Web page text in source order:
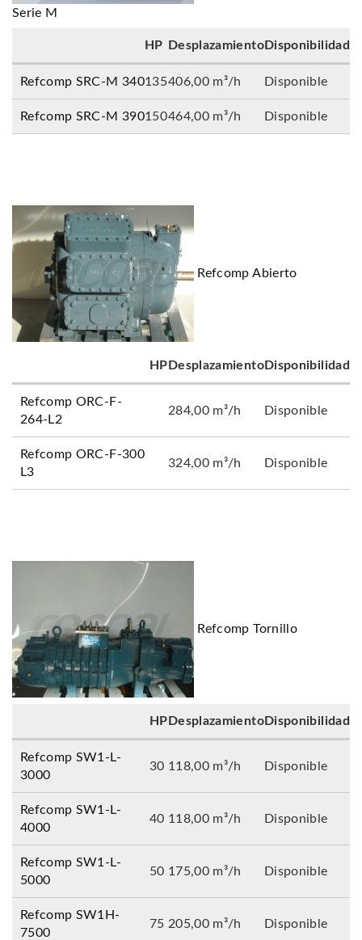
Serie M
HP DesplazamientoDisponibilidad
Refcomp SRC-M 340135406,00 m³/h Disponible
Refcomp SRC-M 390150464,00 m³/h Disponible
Refcomp Abierto
HP DesplazamientoDisponibilidad
Refcomp ORC-F-
264-L2
284,00 m³/h Disponible
Refcomp ORC-F-300
L3
324,00 m³/h Disponible
Refcomp Tornillo
HP DesplazamientoDisponibilidad
Refcomp SW1-L-
3000
30 118,00 m³/h Disponible
Refcomp SW1-L-
4000
40 118,00 m³/h Disponible
Refcomp SW1-L-
5000
50 175,00 m³/h Disponible
Refcomp SW1H-
7500
75 205,00 m³/h Disponible